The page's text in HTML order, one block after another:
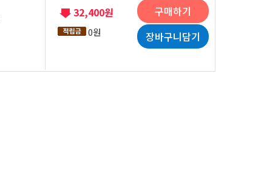
32,400원
0원
구매하기
장바구니담기